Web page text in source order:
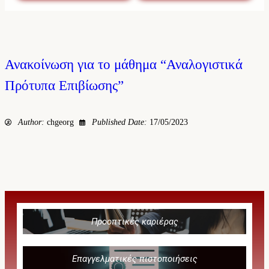
Ανακοίνωση για το μάθημα “Αναλογιστικά
Πρότυπα Επιβίωσης”
Author: chgeorg Published Date: 17/05/2023
Προοπτικές καριέρας
Επαγγελματικές πιστοποιήσεις